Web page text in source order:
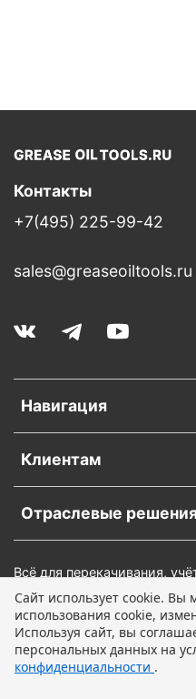
Навигация
Клиентам
Отраслевые
Контакты
+7(495) 225-99-42
sales@greaseoiltools.ru
Всё для перекачивания,
технических жидкостей.
Беларуси, Казахстану.
Сайт использует cookie. Вы
использования cookie,
Используя сайт, вы
персональных данных на
конфиденциальности .